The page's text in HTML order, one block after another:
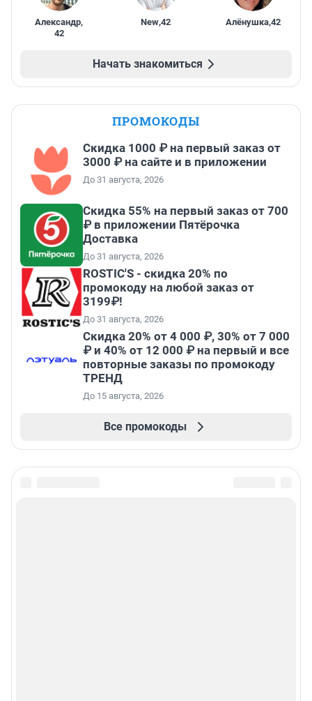
Александр,
42
New,42 Алёнушка,42
Начать знакомиться
ПРОМОКОДЫ
Скидка 1000 ₽ на первый заказ от
3000 ₽ на сайте и в приложении
До 31 августа, 2026
Скидка 55% на первый заказ от 700
₽ в приложении Пятёрочка
Доставка
До 31 августа, 2026
ROSTIC'S - скидка 20% по
промокоду на любой заказ от
3199₽!
До 31 августа, 2026
Скидка 20% от 4 000 ₽, 30% от 7 000
₽ и 40% от 12 000 ₽ на первый и все
повторные заказы по промокоду
ТРЕНД
До 15 августа, 2026
Все промокоды